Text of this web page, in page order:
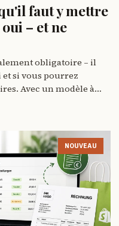
faut y mettre
– et ne
obligatoire – il
si vous pourrez
Avec un modèle à
NOUVEAU